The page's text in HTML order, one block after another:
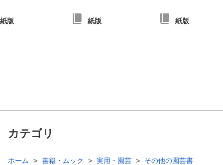
紙版 紙版 紙版
カテゴリ
ホーム 書籍・ムック 実用・園芸 その他の園芸書